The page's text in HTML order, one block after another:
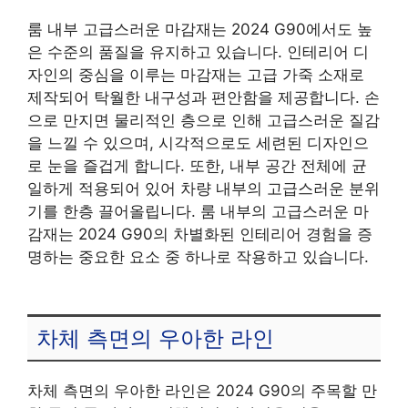
룸 내부 고급스러운 마감재는 2024 G90에서도 높
은 수준의 품질을 유지하고 있습니다. 인테리어 디
자인의 중심을 이루는 마감재는 고급 가죽 소재로
제작되어 탁월한 내구성과 편안함을 제공합니다. 손
으로 만지면 물리적인 층으로 인해 고급스러운 질감
을 느낄 수 있으며, 시각적으로도 세련된 디자인으
로 눈을 즐겁게 합니다. 또한, 내부 공간 전체에 균
일하게 적용되어 있어 차량 내부의 고급스러운 분위
기를 한층 끌어올립니다. 룸 내부의 고급스러운 마
감재는 2024 G90의 차별화된 인테리어 경험을 증
명하는 중요한 요소 중 하나로 작용하고 있습니다.
차체 측면의 우아한 라인
차체 측면의 우아한 라인은 2024 G90의 주목할 만